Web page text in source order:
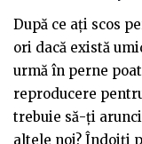
După ce ați scos
ori dacă există
urmă în perne
reproducere
trebuie să-ți
altele noi? Îndoiți